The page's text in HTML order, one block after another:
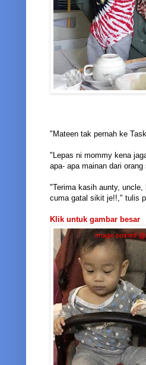
"Mateen tak pernah ke
"Lepas ni mommy kena
apa- apa mainan dari orang
"Terima kasih aunty,
cuma gatal sikit je!!," tulis
Klik untuk gambar besar